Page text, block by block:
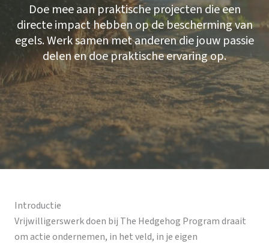
Doe mee aan praktische projecten die een
directe impact hebben op de bescherming van
egels. Werk samen met anderen die jouw passie
delen en doe praktische ervaring op.
Introductie
Vrijwilligerswerk doen bij The Hedgehog Program draait
om actie ondernemen, in het veld, in je eigen